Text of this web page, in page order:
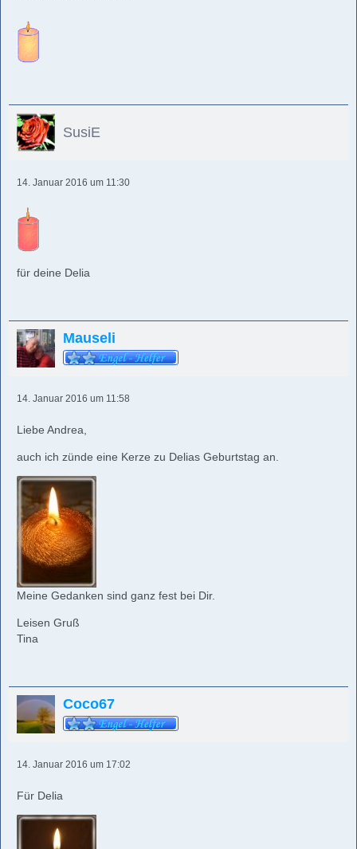
SusiE
14. Januar 2016 um 11:30
für deine Delia
Mauseli
14. Januar 2016 um 11:58
Liebe Andrea,
auch ich zünde eine Kerze zu Delias Geburtstag an.
Meine Gedanken sind ganz fest bei Dir.
Leisen Gruß
Tina
Coco67
14. Januar 2016 um 17:02
Für Delia